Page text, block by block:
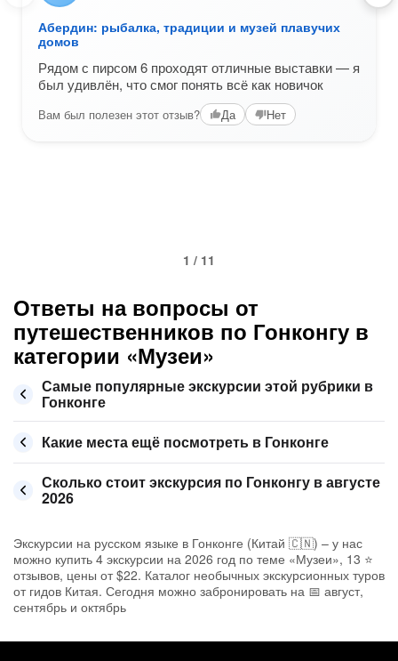
Абердин: рыбалка, традиции и музей плавучих
домов
Рядом с пирсом 6 проходят отличные выставки — я
был удивлён, что смог понять всё как новичок
Вам был полезен этот отзыв? Да Нет
1 / 11
Ответы на вопросы от
путешественников по Гонконгу в
категории «Музеи»
Самые популярные экскурсии этой рубрики в
Гонконге
Какие места ещё посмотреть в Гонконге
Сколько стоит экскурсия по Гонконгу в августе
2026
Экскурсии на русском языке в Гонконге (Китай 🇨🇳) – у нас
можно купить 4 экскурсии на 2026 год по теме «Музеи», 13 ⭐
отзывов, цены от $22. Каталог необычных экскурсионных туров
от гидов Китая. Сегодня можно забронировать на 📅 август,
сентябрь и октябрь